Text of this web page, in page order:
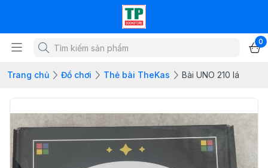
0
Trang chủ Đồ chơi Thẻ bài TheKas Bài UNO 210 lá